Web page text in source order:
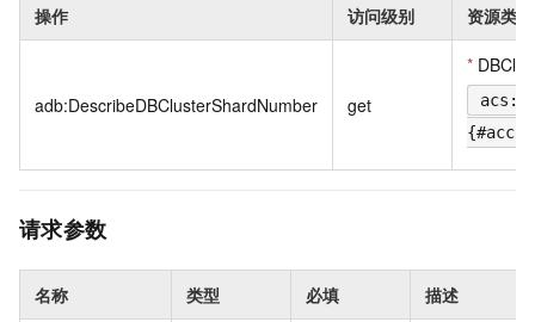
操作 访问级别 资源类型
adb:DescribeDBClusterShardNumber get
*
请求参数
名称 类型 必填 描述